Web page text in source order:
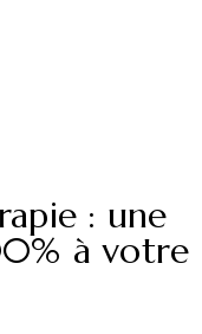
: une
à votre